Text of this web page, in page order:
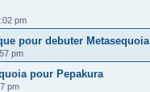
pm
pour debuter Metasequoia
pm
pour Pepakura
pm